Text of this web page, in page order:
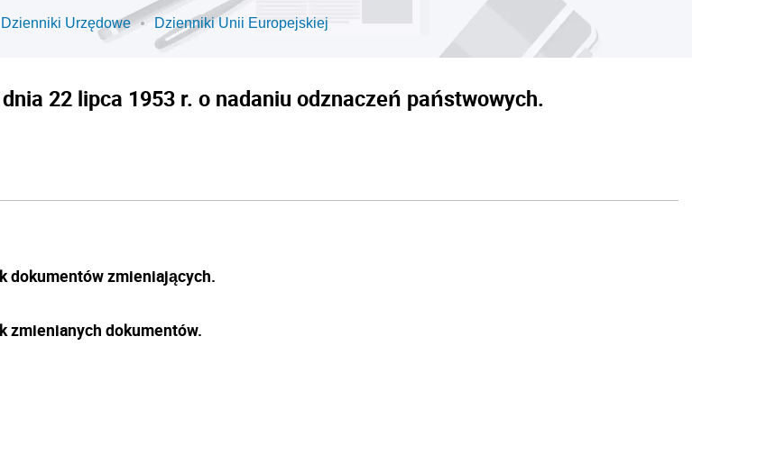
Dzienniki Urzędowe Dzienniki Unii Europejskiej
22 lipca 1953 r. o nadaniu odznaczeń państwowych.
dokumentów zmieniających.
zmienianych dokumentów.